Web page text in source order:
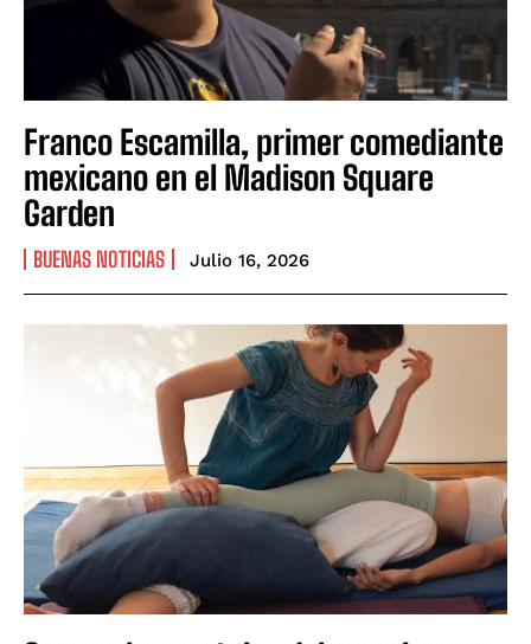
Franco Escamilla, primer comediante
mexicano en el Madison Square
Garden
BUENAS NOTICIAS Julio 16, 2026